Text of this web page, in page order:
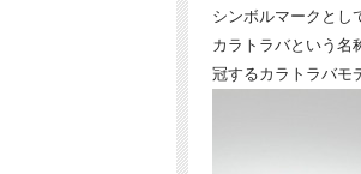
シンボルマークとし
カラトラバという名
冠するカラトラバモ